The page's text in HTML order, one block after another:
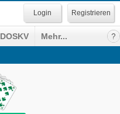
Registrieren
DOSKV
Mehr...